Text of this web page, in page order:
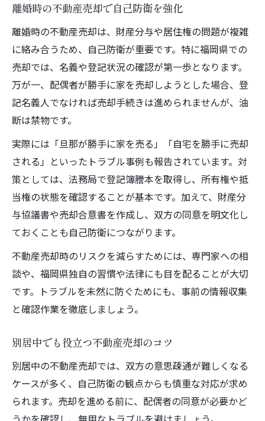
離婚時の不動産売却で自己防衛を強化
離婚時の不動産売却は、財産分与や居住権の問題が複雑
に絡み合うため、自己防衛が重要です。特に福岡県での
売却では、名義や登記状況の確認が第一歩となります。
万が一、配偶者が勝手に家を売却しようとした場合、登
記名義人でなければ売却手続きは進められませんが、油
断は禁物です。
実際には「旦那が勝手に家を売る」「自宅を勝手に売却
される」といったトラブル事例も報告されています。対
策としては、法務局で登記簿謄本を取得し、所有権や抵
当権の状態を確認することが基本です。加えて、財産分
与協議書や売却合意書を作成し、双方の同意を明文化し
ておくことも自己防衛につながります。
不動産売却時のリスクを減らすためには、専門家への相
談や、福岡県独自の習慣や法律にも目を配ることが大切
です。トラブルを未然に防ぐためにも、事前の情報収集
と確認作業を徹底しましょう。
別居中でも役立つ不動産売却のコツ
別居中の不動産売却では、双方の意思疎通が難しくなる
ケースが多く、自己防衛の観点からも慎重な対応が求め
られます。売却を進める前に、配偶者の同意が必要かど